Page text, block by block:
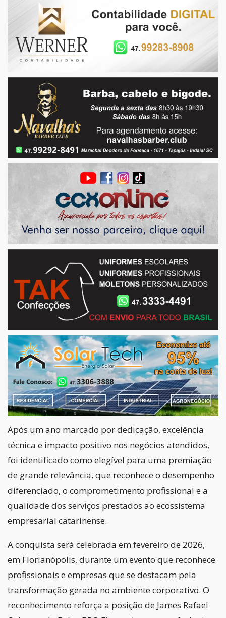
Após um ano marcado por dedicação, excelência
técnica e impacto positivo nos negócios atendidos,
foi identificado como elegível para uma premiação
de grande relevância, que reconhece o desempenho
diferenciado, o comprometimento profissional e a
qualidade dos serviços prestados ao ecossistema
empresarial catarinense.
A conquista será celebrada em fevereiro de 2026,
em Florianópolis, durante um evento que reconhece
profissionais e empresas que se destacam pela
transformação gerada no ambiente corporativo. O
reconhecimento reforça a posição de James Rafael